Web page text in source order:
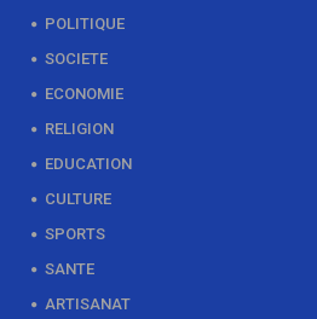
POLITIQUE
SOCIETE
ECONOMIE
RELIGION
EDUCATION
CULTURE
SPORTS
SANTE
ARTISANAT